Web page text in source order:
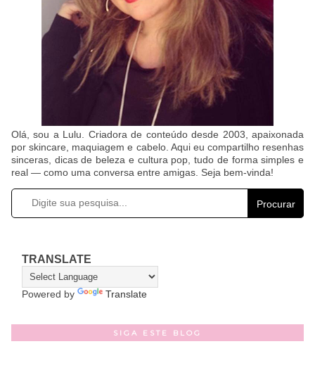
Olá, sou a Lulu. Criadora de conteúdo desde 2003, apaixonada
por skincare, maquiagem e cabelo. Aqui eu compartilho resenhas
sinceras, dicas de beleza e cultura pop, tudo de forma simples e
real — como uma conversa entre amigas. Seja bem-vinda!
Procurar
TRANSLATE
Powered by Translate
SIGA ESTE BLOG